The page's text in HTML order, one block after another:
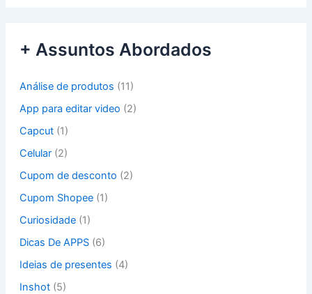
r
p
r
+ Assuntos Abordados
Análise de produtos (11)
App para editar video (2)
Capcut(1)
Celular(2)
Cupom de desconto (2)
Cupom Shopee(1)
Curiosidade(1)
Dicas De APPS(6)
Ideias de presentes (4)
Inshot(5)